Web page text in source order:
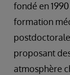
fondé en
formation
proposant
atmosphère